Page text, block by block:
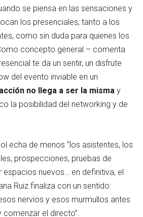
se piensa en las sensaciones y
los presenciales, tanto a los
como sin duda para quienes los
concepto general – comenta
te da un sentir, un disfrute
del evento inviable en un
no llega a ser la misma y
la posibilidad del networking y de
echa de menos “los asistentes, los
prospecciones, pruebas de
espacios nuevos… en definitiva, el
Ruiz finaliza con un sentido:
nervios y esos murmullos antes
el directo”.